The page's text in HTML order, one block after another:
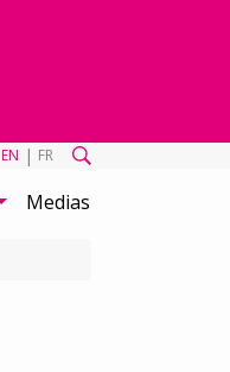
EN | FR
Medias